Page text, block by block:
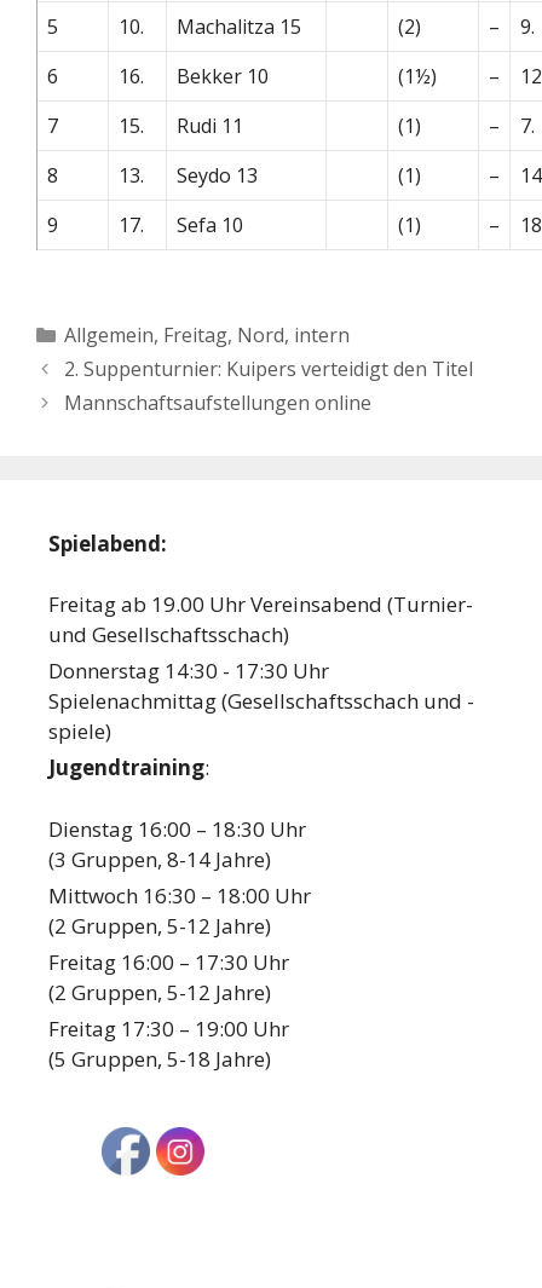
5
10. Machalitza 15 (2) –
9.
6
16. Bekker 10 (1½) –
7
15. Rudi 11 (1) –
7.
8
13. Seydo 13 (1) –
9
17. Sefa 10 (1) –
Kategorien
Allgemein, Freitag, Nord, intern
2. Suppenturnier: Kuipers verteidigt den Titel
Mannschaftsaufstellungen online
Spielabend:
Freitag ab 19.00 Uhr Vereinsabend (Turnier-
und Gesellschaftsschach)
Donnerstag 14:30 - 17:30 Uhr
Spielenachmittag (Gesellschaftsschach und -
spiele)
Jugendtraining:
Dienstag 16:00 – 18:30 Uhr
(3 Gruppen, 8-14 Jahre)
Mittwoch 16:30 – 18:00 Uhr
(2 Gruppen, 5-12 Jahre)
Freitag 16:00 – 17:30 Uhr
(2 Gruppen, 5-12 Jahre)
Freitag 17:30 – 19:00 Uhr
(5 Gruppen, 5-18 Jahre)